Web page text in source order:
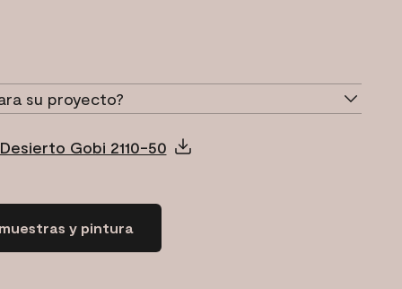
su proyecto?
Gobi 2110-50
y pintura